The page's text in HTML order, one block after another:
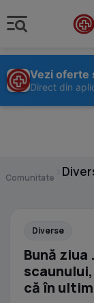
Vezi oferte
Direct din
Comunitate
Diverse
Bună
că în